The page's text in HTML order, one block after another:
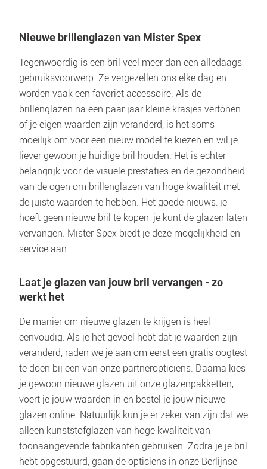
Tegenwoordig is een bril veel meer dan een alledaags
gebruiksvoorwerp. Ze vergezellen ons elke dag en
worden vaak een favoriet accessoire. Als de
brillenglazen na een paar jaar kleine krasjes vertonen
of je eigen waarden zijn veranderd, is het soms
moeilijk om voor een nieuw model te kiezen en wil je
liever gewoon je huidige bril houden. Het is echter
belangrijk voor de visuele prestaties en de gezondheid
van de ogen om brillenglazen van hoge kwaliteit met
de juiste waarden te hebben. Het goede nieuws: je
hoeft geen nieuwe bril te kopen, je kunt de glazen laten
vervangen. Mister Spex biedt je deze mogelijkheid en
Laat je glazen van jouw bril vervangen - zo
De manier om nieuwe glazen te krijgen is heel
eenvoudig: Als je het gevoel hebt dat je waarden zijn
veranderd, raden we je aan om eerst een gratis oogtest
te doen bij een van onze partneropticiens. Daarna kies
je gewoon nieuwe glazen uit onze glazenpakketten,
voert je jouw waarden in en bestel je jouw nieuwe
glazen online. Natuurlijk kun je er zeker van zijn dat we
alleen kunststofglazen van hoge kwaliteit van
toonaangevende fabrikanten gebruiken. Zodra je je bril
hebt opgestuurd, gaan de opticiens in onze Berlijnse